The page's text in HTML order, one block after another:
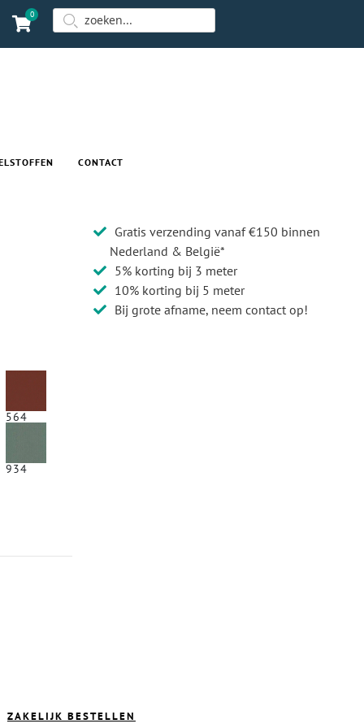
0
CONTACT
564
934
Gratis verzending vanaf €150 binnen
Nederland & België*
5% korting bij 3 meter
10% korting bij 5 meter
Bij grote afname, neem contact op!
ZAKELIJK BESTELLEN